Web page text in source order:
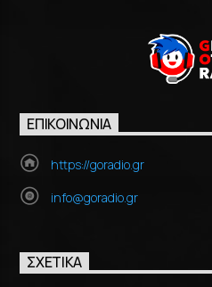
ΕΠΙΚΟΙΝΩΝΊΑ
https://goradio.gr
info@goradio.gr
ΣΧΕΤΙΚΆ